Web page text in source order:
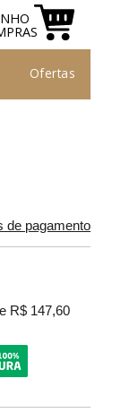
Ofertas
de pagamento
R$ 147,60